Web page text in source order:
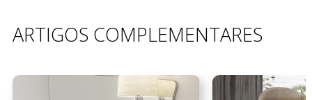
ARTIGOS COMPLEMENTARES